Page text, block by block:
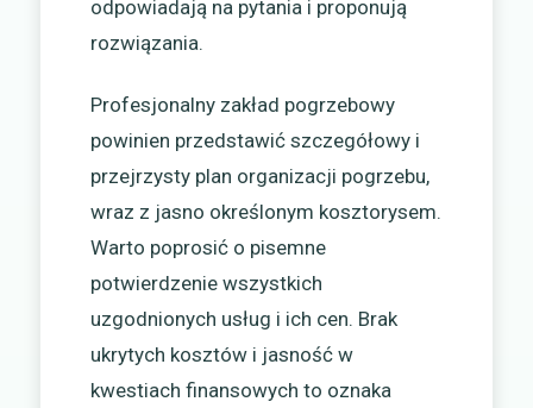
odpowiadają na pytania i proponują
rozwiązania.
Profesjonalny zakład pogrzebowy
powinien przedstawić szczegółowy i
przejrzysty plan organizacji pogrzebu,
wraz z jasno określonym kosztorysem.
Warto poprosić o pisemne
potwierdzenie wszystkich
uzgodnionych usług i ich cen. Brak
ukrytych kosztów i jasność w
kwestiach finansowych to oznaka